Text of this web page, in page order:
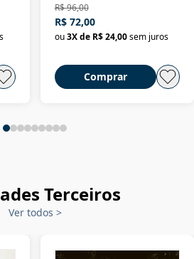
R$ 96,00
R$ 72,00
ou 3X de R$ 24,00 sem juros
Comprar
Terceiros
Ver todos >